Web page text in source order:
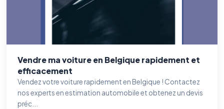
Vendre ma voiture en Belgique rapidement et
efficacement
Vendez votre voiture rapidement en Belgique ! Contactez
nos experts en estimation automobile et obtenez un devis
préc...